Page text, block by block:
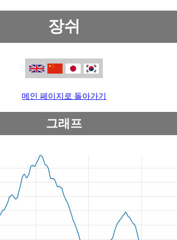
장쉬
메인 페이지로 돌아가기
그래프